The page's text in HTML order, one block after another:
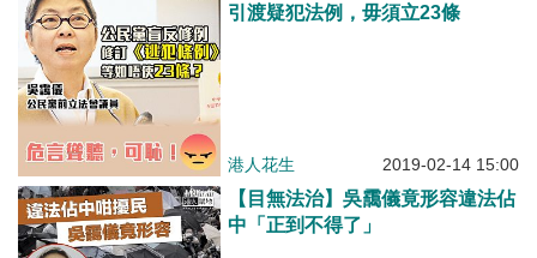
引渡疑犯法例，毋須立23條
港人花生 2019-02-14 15:00
【目無法治】吳靄儀竟形容違法佔
中「正到不得了」